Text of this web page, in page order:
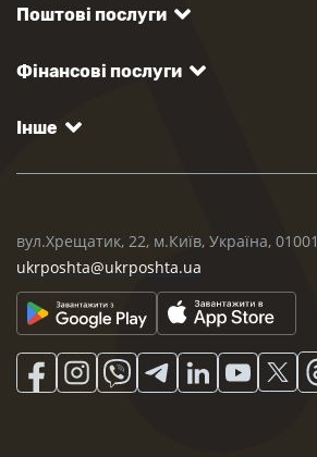
Поштові послуги
Фінансові послуги
Інше
вул.Хрещатик, 22, м.Київ, Україна, 01001
ukrposhta@ukrposhta.ua